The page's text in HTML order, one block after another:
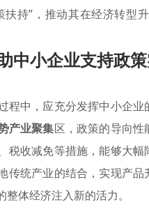
扶持”，推动其在经济转型
中小企业支持政
程中，应充分发挥中小企
产业聚集区，政策的导向
税收减免等措施，能够大
传统产业的结合，实现产
体经济注入新的活力。